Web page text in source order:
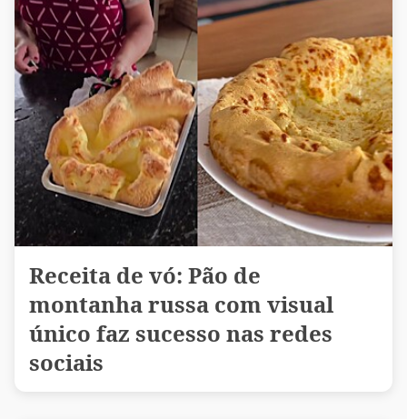
Receita de vó: Pão de
montanha russa com visual
único faz sucesso nas redes
sociais